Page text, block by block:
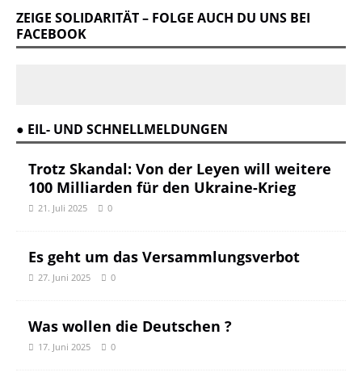
ZEIGE SOLIDARITÄT – FOLGE AUCH DU UNS BEI
FACEBOOK
● EIL- UND SCHNELLMELDUNGEN
Trotz Skandal: Von der Leyen will weitere
100 Milliarden für den Ukraine-Krieg
21. Juli 2025 0
Es geht um das Versammlungsverbot
27. Juni 2025 0
Was wollen die Deutschen ?
17. Juni 2025 0